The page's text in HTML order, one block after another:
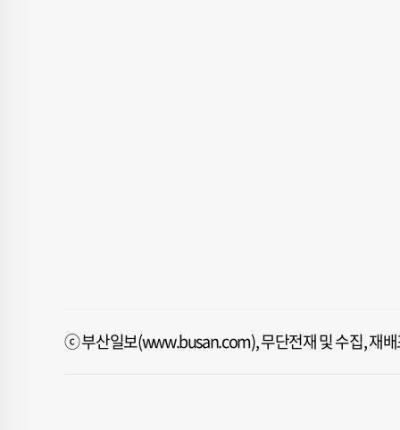
ⓒ 부산일보(www.busan.com), 무단전재 및 수집, 재